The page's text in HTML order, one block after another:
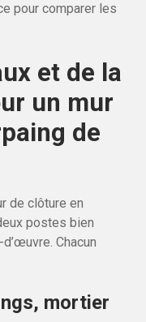
pour comparer les
et de la
un mur
de
de clôture en
postes bien
Chacun
mortier